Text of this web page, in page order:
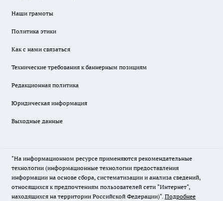
Наши грамоты
Политика этики
Как с нами связаться
Технические требования к баннерным позициям
Редакционная политика
Юридическая информация
Выходные данные
"На информационном ресурсе применяются рекомендательные
технологии (информационные технологии предоставления
информации на основе сбора, систематизации и анализа сведений,
относящихся к предпочтениям пользователей сети "Интернет",
находящихся на территории Российской Федерации)". Подробнее